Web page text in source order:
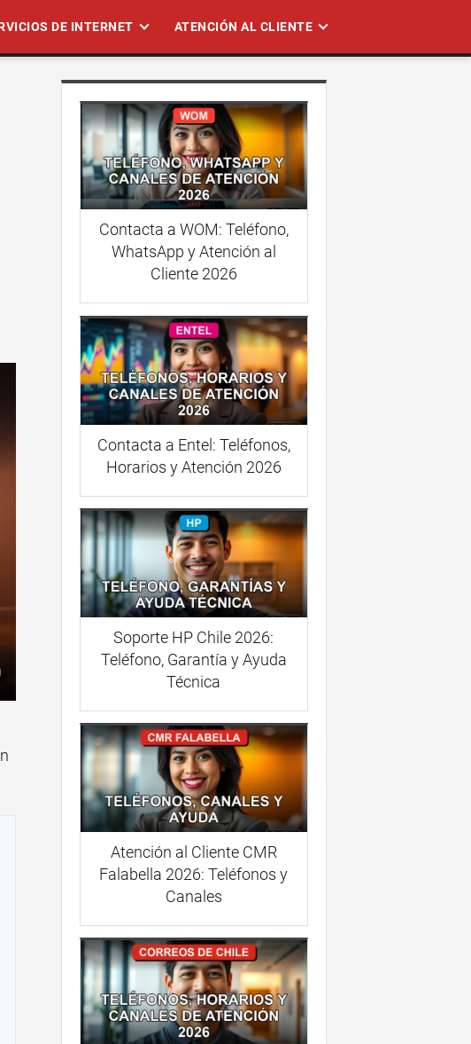
DE INTERNET ATENCIÓN AL CLIENTE
Contacta a WOM: Teléfono,
WhatsApp y Atención al
Cliente 2026
Contacta a Entel: Teléfonos,
Horarios y Atención 2026
Soporte HP Chile 2026:
Teléfono, Garantía y Ayuda
Técnica
Atención al Cliente CMR
Falabella 2026: Teléfonos y
Canales